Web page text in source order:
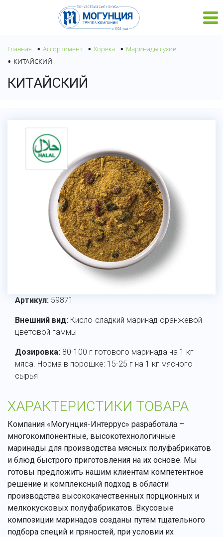
Главная • Ассортимент • Хорека • Маринады сухие
• КИТАЙСКИЙ
КИТАЙСКИЙ
Артикул: 59871
Внешний вид: Кисло-сладкий маринад оранжевой
цветовой гаммы
Дозировка: 80-100 г готового маринада на 1 кг
мяса. Норма в порошке: 15-25 г на 1 кг мясного
сырья
ХАРАКТЕРИСТИКИ ТОВАРА
Компания «Могунция-Интеррус» разработала –
многокомпонентные, высокотехнологичные
маринады для производства мясных полуфабрикатов
и блюд быстрого приготовления на их основе. Мы
готовы предложить нашим клиентам компетентное
решение и комплексный подход в области
производства высококачественных порционных и
мелкокусковых полуфабрикатов. Вкусовые
композиции маринадов созданы путем тщательного
подбора специй и пряностей, при условии их